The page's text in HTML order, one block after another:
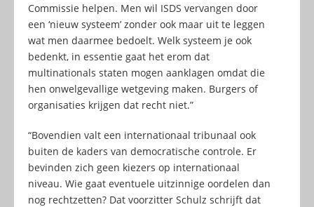
Commissie helpen. Men wil ISDS vervangen door
een ‘nieuw systeem’ zonder ook maar uit te leggen
wat men daarmee bedoelt. Welk systeem je ook
bedenkt, in essentie gaat het erom dat
multinationals staten mogen aanklagen omdat die
hen onwelgevallige wetgeving maken. Burgers of
organisaties krijgen dat recht niet.”
“Bovendien valt een internationaal tribunaal ook
buiten de kaders van democratische controle. Er
bevinden zich geen kiezers op internationaal
niveau. Wie gaat eventuele uitzinnige oordelen dan
nog rechtzetten? Dat voorzitter Schulz schrijft dat